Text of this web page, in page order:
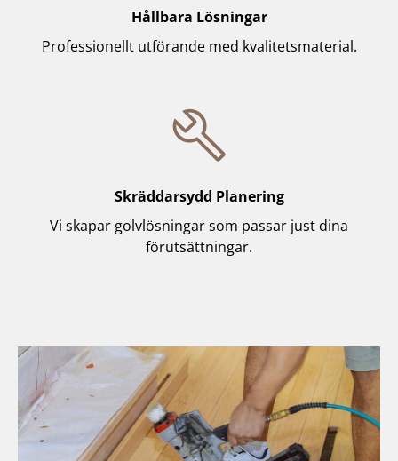
Hållbara Lösningar
Professionellt utförande med kvalitetsmaterial.
build
Skräddarsydd Planering
Vi skapar golvlösningar som passar just dina
förutsättningar.